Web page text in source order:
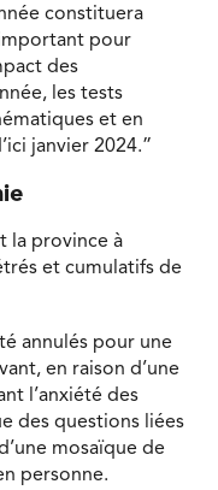
constituera
pour
des
les tests
et en
janvier 2024.”
la province à
et cumulatifs de
annulés pour une
en raison d’une
l’anxiété des
des questions liées
mosaïque de
personne.